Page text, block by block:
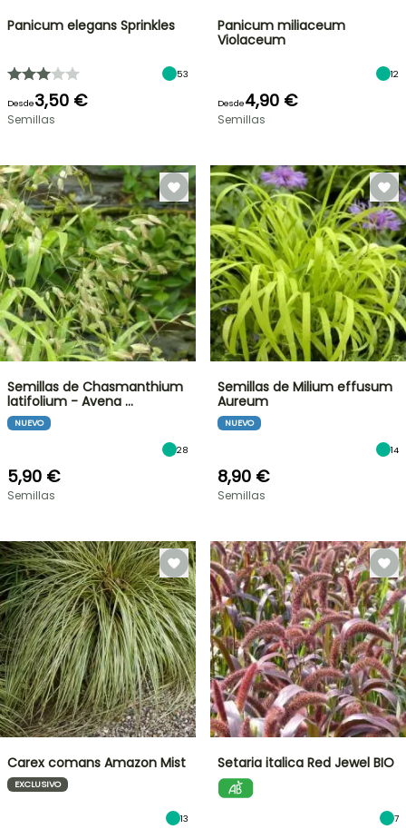
Panicum elegans Sprinkles
53
Desde3,50 €
Semillas
Panicum miliaceum
Violaceum
12
Desde4,90 €
Semillas
Semillas de Chasmanthium
latifolium - Avena …
NUEVO
28
5,90 €
Semillas
Semillas de Milium effusum
Aureum
NUEVO
14
8,90 €
Semillas
Carex comans Amazon Mist
EXCLUSIVO
13
Setaria italica Red Jewel BIO
7